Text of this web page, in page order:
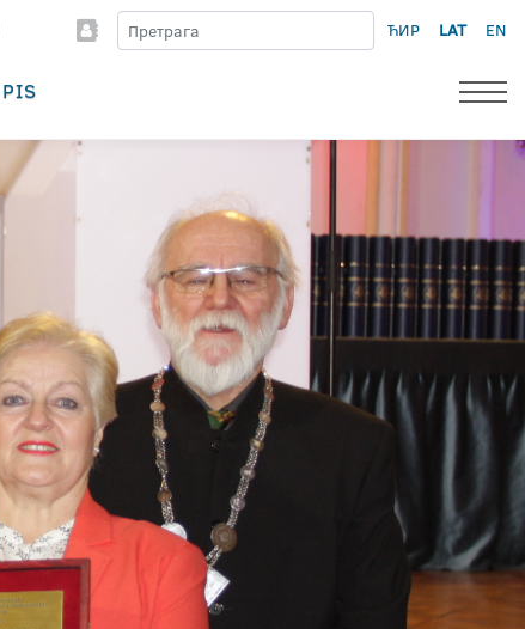
ЋИР LAT EN